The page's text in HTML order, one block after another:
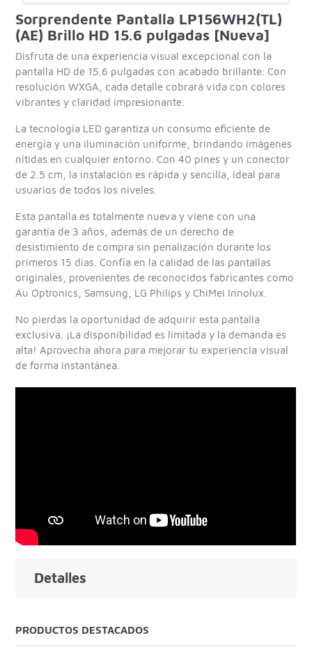
Sorprendente Pantalla LP156WH2(TL)
(AE) Brillo HD 15.6 pulgadas [Nueva]
Disfruta de una experiencia visual excepcional con la
pantalla HD de 15.6 pulgadas con acabado brillante. Con
resolución WXGA, cada detalle cobrará vida con colores
vibrantes y claridad impresionante.
La tecnología LED garantiza un consumo eficiente de
energía y una iluminación uniforme, brindando imágenes
nítidas en cualquier entorno. Con 40 pines y un conector
de 2.5 cm, la instalación es rápida y sencilla, ideal para
usuarios de todos los niveles.
Esta pantalla es totalmente nueva y viene con una
garantía de 3 años, además de un derecho de
desistimiento de compra sin penalización durante los
primeros 15 días. Confía en la calidad de las pantallas
originales, provenientes de reconocidos fabricantes como
Au Optronics, Samsung, LG Philips y ChiMei Innolux.
No pierdas la oportunidad de adquirir esta pantalla
exclusiva. ¡La disponibilidad es limitada y la demanda es
alta! Aprovecha ahora para mejorar tu experiencia visual
de forma instantánea.
Detalles
PRODUCTOS DESTACADOS